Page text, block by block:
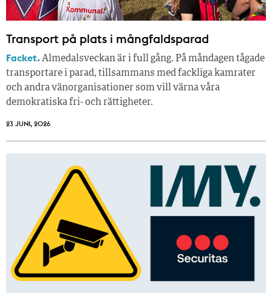
Transport på plats i mångfaldsparad
Facket.Almedalsveckan är i full gång. På måndagen tågade
transportare i parad, tillsammans med fackliga kamrater
och andra vänorganisationer som vill värna våra
demokratiska fri- och rättigheter.
23 JUNI, 2026